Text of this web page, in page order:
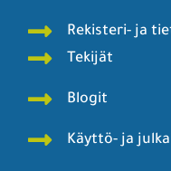
Rekisteri- ja
Tekijät
Blogit
Käyttö- ja